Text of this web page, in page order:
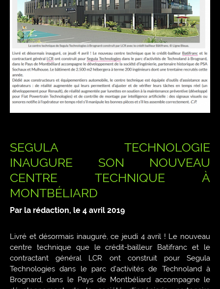
SEGULA TECHNOLOGIE
INAUGURE SON NOUVEAU
CENTRE TECHNIQUE À
MONTBÉLIARD
Par la rédaction, le 4 avril 2019
Livré et désormais inauguré, ce jeudi 4 avril ! Le nouveau
centre technique que le crédit-bailleur Batifranc et le
contractant général LCR ont construit pour Segula
Technologies dans le parc d’activités de Technoland à
Brognard, dans le Pays de Montbéliard accompagne le